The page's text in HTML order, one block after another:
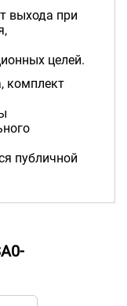
выхода при
целей.
комплект
публичной